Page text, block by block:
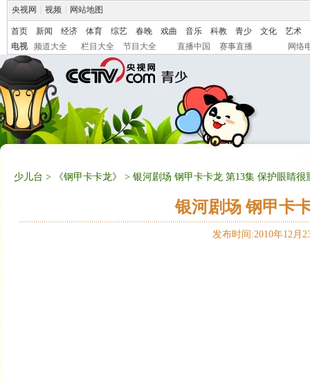
央视网 视频 网站地图
首页 新闻 经济 体育 综艺 春晚 戏曲 音乐 科教 青少 文化
艺术
电视
频道大全 栏目大全 节目大全 直播中国 赛事直播 网络
少儿台 > 《钢甲卡卡龙》 > 银河剧场 钢甲卡卡龙 第13集 保护眼睛很
银河剧场 钢甲卡
发布时间:2010年12月